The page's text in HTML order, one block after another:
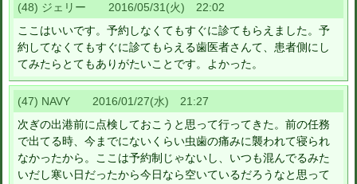
(48) ジェリー 2016/05/31(火) 22:02
ここはいいです。予約しなくてもすぐに診てもらえました。予
約してなくてもすぐに診てもらえる歯医者さんて、患者側にし
てみたらとてもありがたいことです。よかった。
(47) NAVY 2016/01/27(水) 21:27
次ぎの出港前に点検しておこうと思って行ってきた。前の任務
で出てる時、今までにないくらい虫歯の痛みに襲われて寝られ
なかったから。ここは予約制じゃないし、いつも混んでるみた
いだし寒い日だったから今日なら空いているだろうなと思って